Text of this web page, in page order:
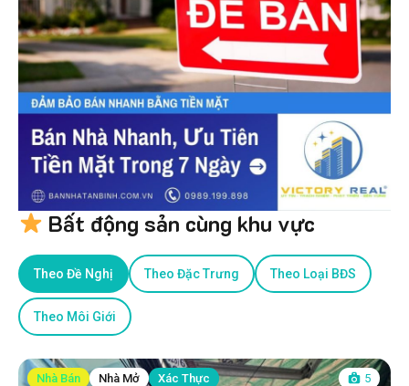
Bất động sản cùng khu vực
Theo Đề Nghị Theo Đặc Trưng Theo Loại BĐS
Theo Môi Giới
Nhà Bán Nhà Mở Xác Thực 5